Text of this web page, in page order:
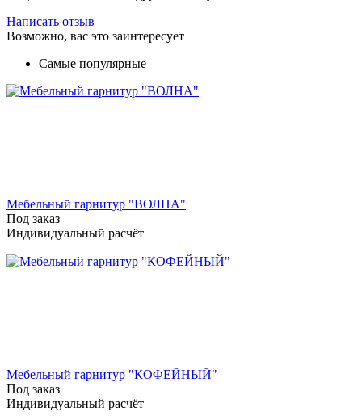
Написать отзыв
Возможно, вас это заинтересует
Самые популярные
Мебельный гарнитур "ВОЛНА"
Под заказ
Индивидуальный расчёт
Мебельный гарнитур "КОФЕЙНЫЙ"
Под заказ
Индивидуальный расчёт